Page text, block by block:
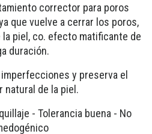
corrector para poros
que vuelve a cerrar los poros,
la piel, co. efecto matificante de
duración.
y preserva el
natural de la piel.
- Tolerancia buena - No